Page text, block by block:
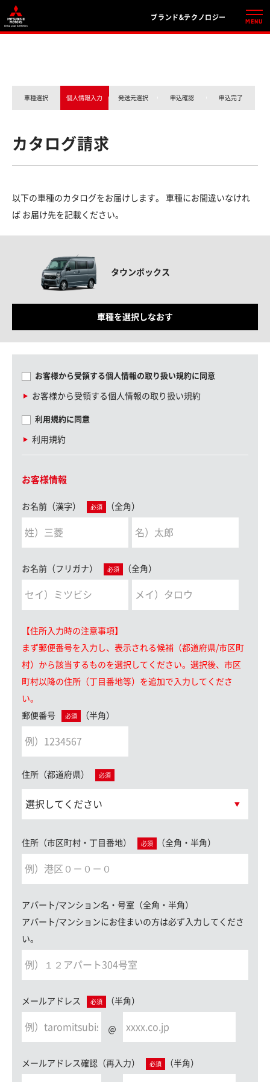
ブランド&テクノロジー
車種選択 個人情報入力 発送元選択 申込確認 申込完了
カタログ請求
以下の車種のカタログをお届けします。 車種にお間違いなけれ
ば お届け先を記載ください。
タウンボックス
車種を選択しなおす
お客様から受領する個人情報の取り扱い規約に同意
お客様から受領する個人情報の取り扱い規約
利用規約に同意
利用規約
お客様情報
お名前（漢字） 必須 （全角）
お名前（フリガナ） 必須 （全角）
【住所入力時の注意事項】
まず郵便番号を入力し、表示される候補（都道府県/市区町
村）から該当するものを選択してください。選択後、市区
町村以降の住所（丁目番地等）を追加で入力してくださ
い。
郵便番号
必須 （半角）
住所（都道府県） 必須
住所（市区町村・丁目番地） 必須 （全角・半角）
アパート/マンション名・号室（全角・半角）
アパート/マンションにお住まいの方は必ず入力してくださ
い。
メールアドレス 必須 （半角）
＠
メールアドレス確認（再入力） 必須 （半角）